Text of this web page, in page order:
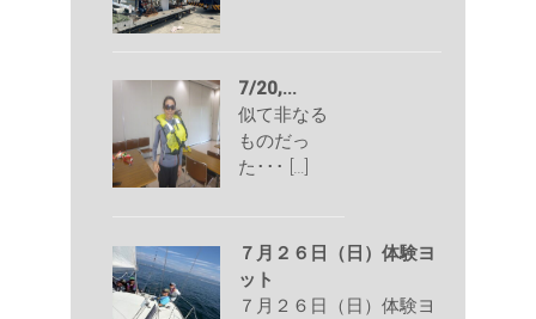
7/20,...
似て非なる
ものだっ
た･･･ […]
７月２６日（日）体験ヨ
ット
７月２６日（日）体験ヨ